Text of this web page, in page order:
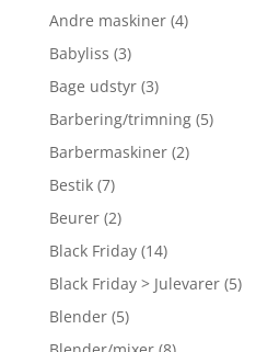
Andre maskiner (4)
Babyliss (3)
Bage udstyr (3)
Barbering/trimning (5)
Barbermaskiner (2)
Bestik (7)
Beurer (2)
Black Friday (14)
Black Friday > Julevarer (5)
Blender (5)